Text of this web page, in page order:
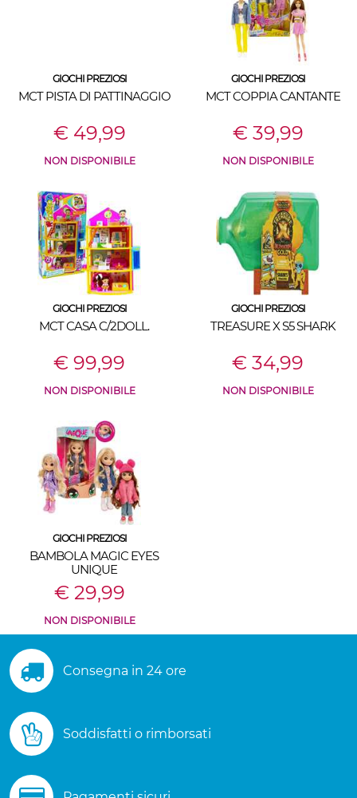
GIOCHI PREZIOSI
MCT PISTA DI PATTINAGGIO
€ 49,99
NON DISPONIBILE
GIOCHI PREZIOSI
MCT COPPIA CANTANTE
€ 39,99
NON DISPONIBILE
GIOCHI PREZIOSI
MCT CASA C/2DOLL.
€ 99,99
NON DISPONIBILE
GIOCHI PREZIOSI
TREASURE X S5 SHARK
€ 34,99
NON DISPONIBILE
GIOCHI PREZIOSI
BAMBOLA MAGIC EYES
UNIQUE
€ 29,99
NON DISPONIBILE
Consegna in 24 ore
Soddisfatti o rimborsati